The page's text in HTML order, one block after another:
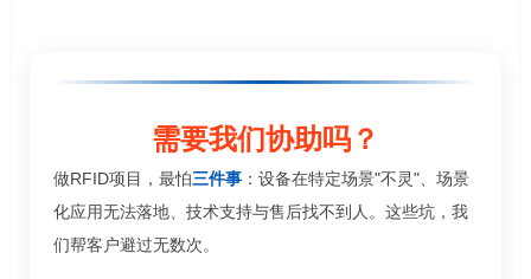
需要我们协助吗？
做RFID项目，最怕三件事 ：设备在特定场景"不灵"、场景
化应用无法落地、技术支持与售后找不到人。这些坑，我
们帮客户避过无数次。